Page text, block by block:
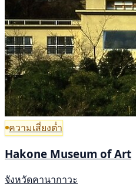
ความเสี่ยงต่ำ
Hakone Museum of Art
จังหวัดคานากาวะ